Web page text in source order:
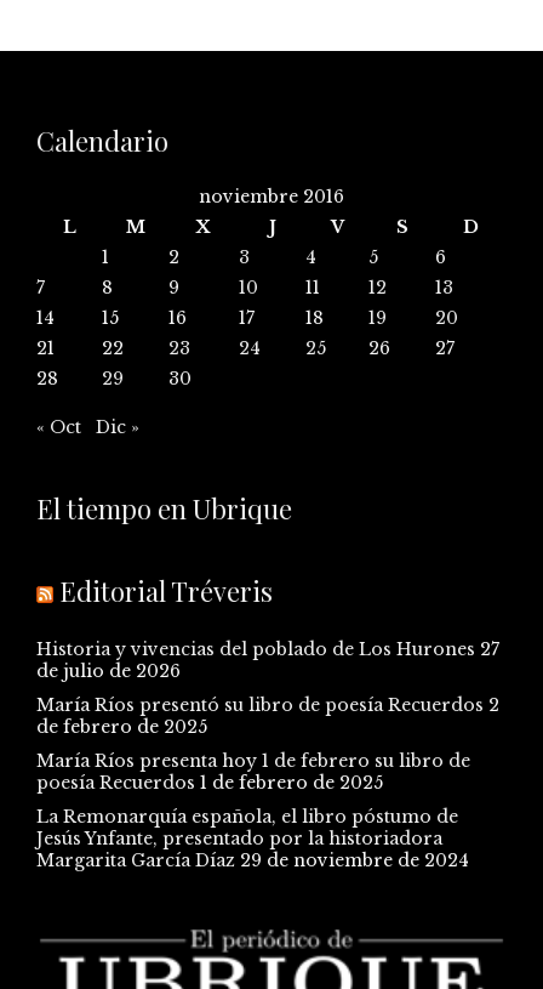
Calendario
noviembre 2016
L
M X J V S
D
1
2 3 4 5
6
7
8 9 10 11 12
13
14
15 16 17 18 19
20
21
22 23 24 25 26
27
28
29 30
« Oct Dic »
El tiempo en Ubrique
Editorial Tréveris
Historia y vivencias del poblado de Los Hurones 27
de julio de 2026
María Ríos presentó su libro de poesía Recuerdos 2
de febrero de 2025
María Ríos presenta hoy 1 de febrero su libro de
poesía Recuerdos 1 de febrero de 2025
La Remonarquía española, el libro póstumo de
Jesús Ynfante, presentado por la historiadora
Margarita García Díaz 29 de noviembre de 2024